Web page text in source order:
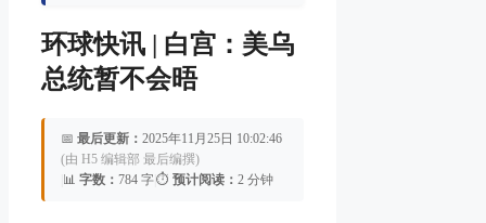
环球快讯 | 白宫：美乌
总统暂不会晤
📅 最后更新： 2025年11月25日 10:02:46
(由 H5 编辑部 最后编撰)
📊 字数： 784 字⏱️ 预计阅读： 2 分钟